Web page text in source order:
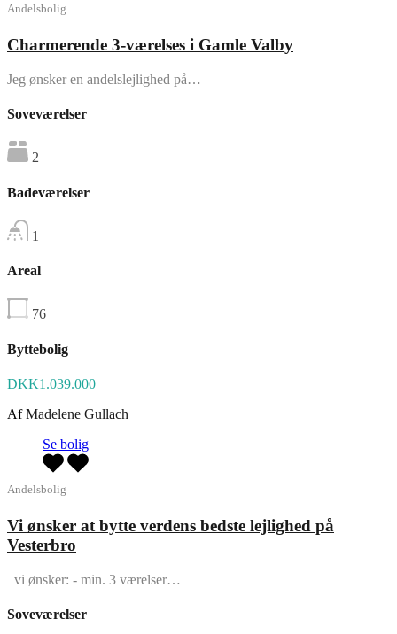
Andelsbolig
Charmerende 3-værelses i Gamle Valby
Jeg ønsker en andelslejlighed på…
Soveværelser
2
Badeværelser
1
Areal
76
Byttebolig
DKK1.039.000
AfMadelene Gullach
Se bolig
Andelsbolig
Vi ønsker at bytte verdens bedste lejlighed på
Vesterbro
vi ønsker: - min. 3 værelser…
Soveværelser